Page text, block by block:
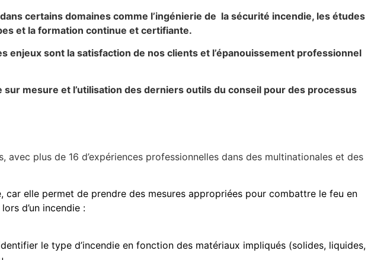
certains domaines comme l’ingénierie de la sécurité incendie, les études
et la formation continue et certifiante.
enjeux sont la satisfaction de nos clients et l’épanouissement professionnel
mesure et l’utilisation des derniers outils du conseil pour des processus
plus de 16 d’expériences professionnelles dans des multinationales et des
car elle permet de prendre des mesures appropriées pour combattre le feu en
d’un incendie :
le type d’incendie en fonction des matériaux impliqués (solides, liquides,